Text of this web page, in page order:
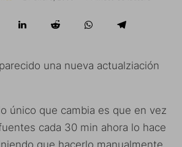
una nueva actualziación
único que cambia es que en vez
cada 30 min ahora lo hace
que hacerlo manualmente